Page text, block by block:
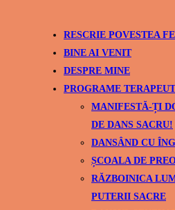
RESCRIE POVESTEA
BINE AI VENIT
DESPRE MINE
PROGRAME
MANIFESTĂ-ȚI
DE DANS SACRU!
DANSÂND CU
ȘCOALA DE
RĂZBOINICA
PUTERII SACRE